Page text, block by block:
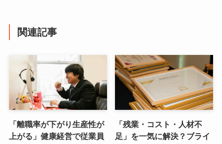
関連記事
「離職率が下がり生産性が
上がる」健康経営で従業員
「残業・コスト・人材不
足」を一気に解決？ブライ